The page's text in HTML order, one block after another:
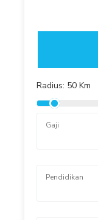
Radius: 50 Km